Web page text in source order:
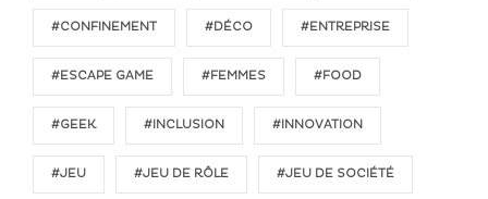
#CONFINEMENT #DÉCO #ENTREPRISE
#ESCAPE GAME #FEMMES #FOOD
#GEEK #INCLUSION #INNOVATION
#JEU #JEU DE RÔLE #JEU DE SOCIÉTÉ